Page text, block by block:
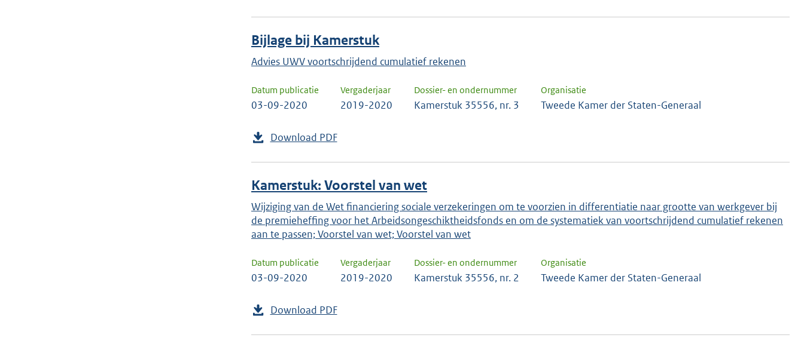
Bijlage bij Kamerstuk
Advies UWV voortschrijdend cumulatief rekenen
Datum publicatie
03-09-2020
Vergaderjaar
2019-2020
Dossier- en ondernummer
Kamerstuk 35556, nr. 3
Organisatie
Tweede Kamer der Staten-Generaal
Download PDF
Kamerstuk: Voorstel van wet
Wijziging van de Wet financiering sociale verzekeringen om te voorzien in differentiatie naar grootte van werkgever bij
de premieheffing voor het Arbeidsongeschiktheidsfonds en om de systematiek van voortschrijdend cumulatief rekenen
aan te passen; Voorstel van wet; Voorstel van wet
Datum publicatie
03-09-2020
Vergaderjaar
2019-2020
Dossier- en ondernummer
Kamerstuk 35556, nr. 2
Organisatie
Tweede Kamer der Staten-Generaal
Download PDF